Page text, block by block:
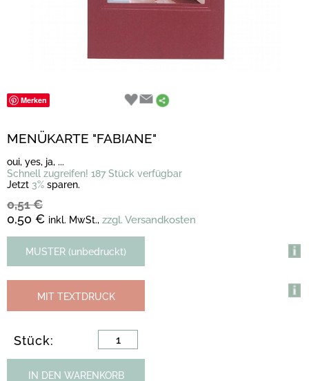
Merken
MENÜKARTE "FABIANE"
oui, yes, ja, ...
Schnell zugreifen! 187 Stück verfügbar
Jetzt 3% sparen.
0,51 €
0,50 € inkl. MwSt., zzgl. Versandkosten
MUSTER (unbedruckt)
MIT TEXTDRUCK
Stück:
IN DEN WARENKORB